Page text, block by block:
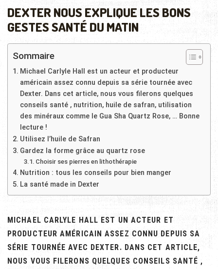
DEXTER NOUS EXPLIQUE LES BONS
GESTES SANTÉ DU MATIN
Sommaire
Michael Carlyle Hall est un acteur et producteur
américain assez connu depuis sa série tournée avec
Dexter. Dans cet article, nous vous filerons quelques
conseils santé , nutrition, huile de safran, utilisation
des minéraux comme le Gua Sha Quartz Rose, … Bonne
lecture !
Utilisez l’huile de Safran
Gardez la forme grâce au quartz rose
Choisir ses pierres en lithothérapie
Nutrition : tous les conseils pour bien manger
La santé made in Dexter
MICHAEL CARLYLE HALL EST UN ACTEUR ET
PRODUCTEUR AMÉRICAIN ASSEZ CONNU DEPUIS SA
SÉRIE TOURNÉE AVEC DEXTER. DANS CET ARTICLE,
NOUS VOUS FILERONS QUELQUES CONSEILS SANTÉ ,